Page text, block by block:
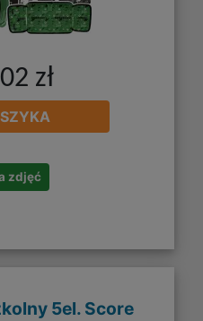
zł
zdjęć
5el. Score